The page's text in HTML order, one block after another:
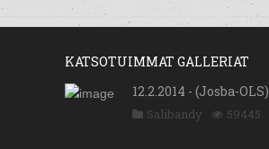
KATSOTUIMMAT GALLERIAT
12.2.2014 - (Josba-OLS)
Salibandy 59445